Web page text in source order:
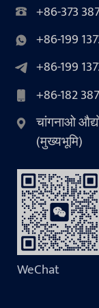
+86-373
+86-199
+86-199
+86-182
चांगनाओ
(मुख्यभूमि)
WeChat